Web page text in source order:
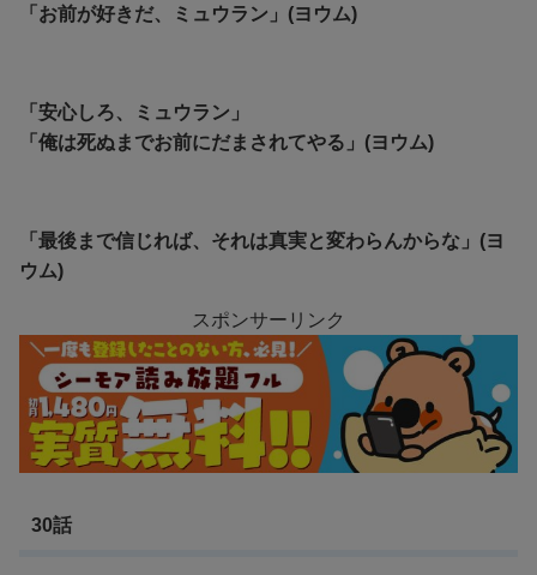
「お前が好きだ、ミュウラン」(ヨウム)
「安心しろ、ミュウラン」
「俺は死ぬまでお前にだまされてやる」(ヨウム)
「最後まで信じれば、それは真実と変わらんからな」(ヨ
ウム)
スポンサーリンク
30話